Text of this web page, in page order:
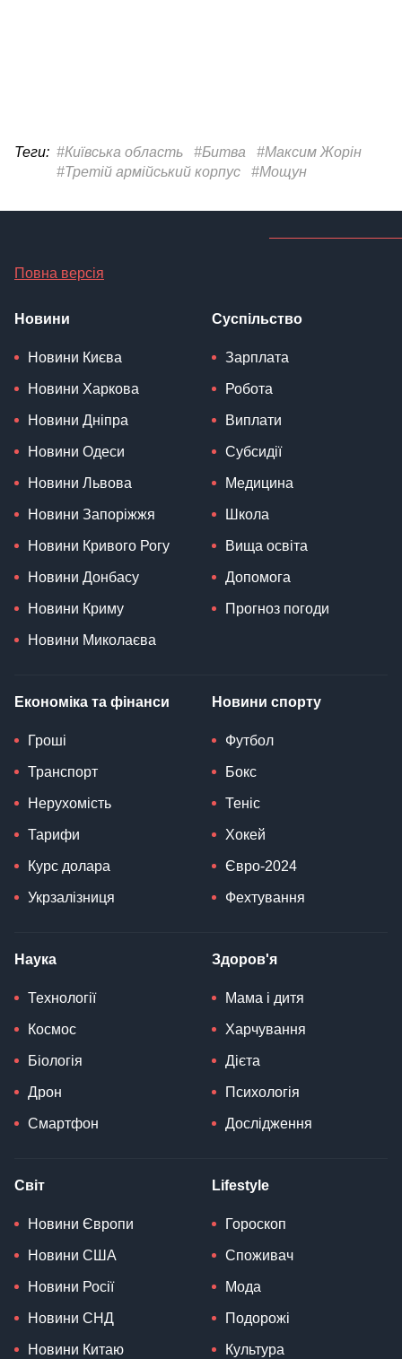
Теги: #Київська область #Битва
#Максим Жорін
#Третій армійський корпус
#Мощун
Повна версія
Новини
Новини Києва
Новини Харкова
Новини Дніпра
Новини Одеси
Новини Львова
Новини Запоріжжя
Новини Кривого Рогу
Новини Донбасу
Новини Криму
Новини Миколаєва
Суспільство
Зарплата
Робота
Виплати
Субсидії
Медицина
Школа
Вища освіта
Допомога
Прогноз погоди
Економіка та фінанси
Гроші
Транспорт
Нерухомість
Тарифи
Курс долара
Укрзалізниця
Новини спорту
Футбол
Бокс
Теніс
Хокей
Євро-2024
Фехтування
Наука
Технології
Космос
Біологія
Дрон
Смартфон
Здоров'я
Мама і дитя
Харчування
Дієта
Психологія
Дослідження
Світ
Новини Європи
Новини США
Новини Росії
Новини СНД
Новини Китаю
Lifestyle
Гороскоп
Споживач
Мода
Подорожі
Культура